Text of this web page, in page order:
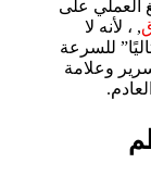
العملي على
, ، لأنه لا
للسرعة
وعلامة